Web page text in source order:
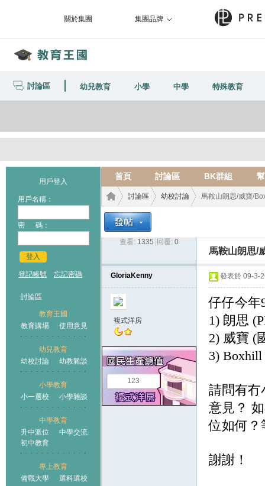
關於集團 集團品牌
討論區 幼兒教育 小學 中學 特殊教育
用戶登入
用戶名稱：
密 碼：
登入
登記帳號 忘記密碼
討論區
教育王國
教育講場
使用意見
幼兒教育
幼校討論
幼教雜談
小學教育
小一選校
小學雜談
中學教育
升中派位
中學交流
初中教育
專上教育
備戰大學
選科選校
首頁 討論區 BK群組
王國
討論區
›
幼校討論 馬鞍山朗思/威寶/
查看: 1335 回覆: 0
馬鞍山朗思/
GloriaKenny
複式洋房
123
發表於 09-3-
仔仔今年
1) 朗思
2) 威寶 (
3) Boxhill
請問有冇
意見？
位如何？
謝謝！